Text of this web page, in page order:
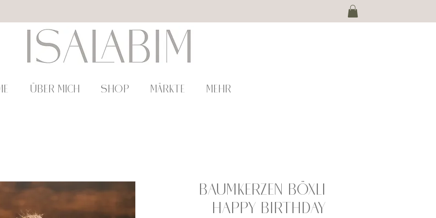
ÜBER MICH SHOP Märkte MEHR
Baumkerzen Böxli
Happy Birthday